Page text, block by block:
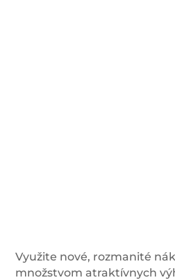
Využite nové, rozmanité
množstvom atraktívnych